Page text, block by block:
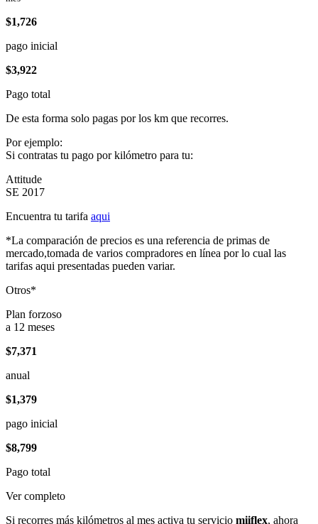
$1,726
pago inicial
$3,922
Pago total
De esta forma solo pagas por los km que recorres.
Por ejemplo:
Si contratas tu pago por kilómetro para tu:
Attitude
SE 2017
Encuentra tu tarifa aqui
*La comparación de precios es una referencia de primas de
mercado,tomada de varios compradores en línea por lo cual las
tarifas aqui presentadas pueden variar.
Otros*
Plan forzoso
a 12 meses
$7,371
anual
$1,379
pago inicial
$8,799
Pago total
Ver completo
Si recorres más kilómetros al mes activa tu servicio miiflex, ahora